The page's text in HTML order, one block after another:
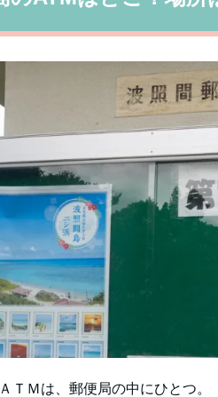
ＴＭは、郵便局の中にひとつ。